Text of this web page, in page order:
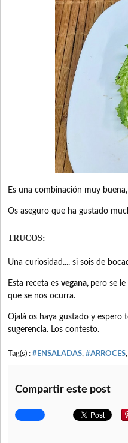
Es una combinación muy
Os aseguro que ha gustado
TRUCOS:
Una curiosidad.... si sois de
Esta receta es vegana, pero se
que se nos ocurra.
Ojalá os haya gustado y espero
sugerencia. Los contesto.
Tag(s) : #ENSALADAS, #ARROCES,
Compartir este post